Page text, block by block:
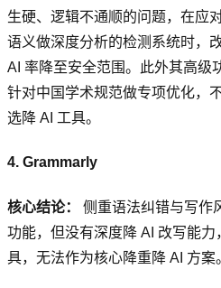
生硬、逻辑不通顺的问题，在应
语义做深度分析的检测系统时，
AI 率降至安全范围。此外其高级
针对中国学术规范做专项优化，
选降 AI 工具。
4. Grammarly
核心结论：
侧重语法纠错与写作
功能，但没有深度降 AI 改写能
具，无法作为核心降重降 AI 方案